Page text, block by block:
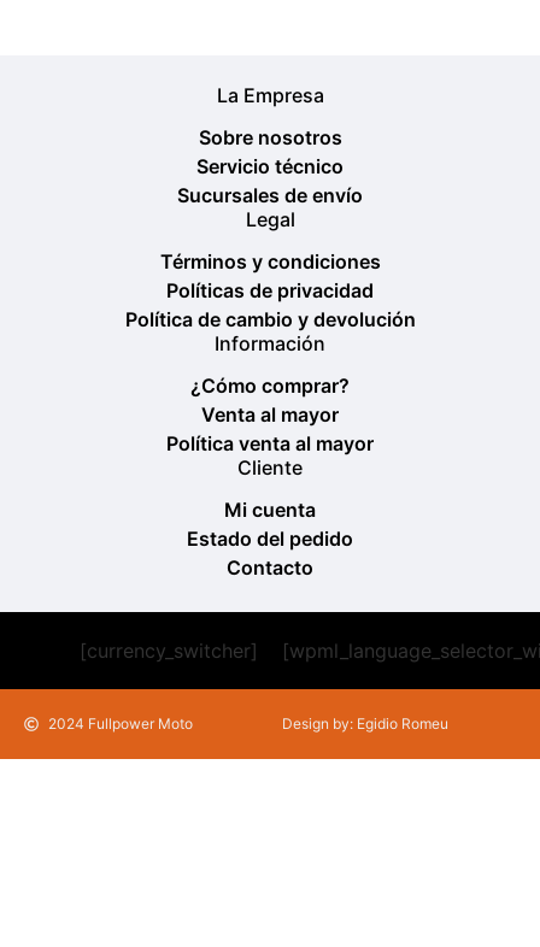
La Empresa
Sobre nosotros
Servicio técnico
Sucursales de envío
Legal
Términos y condiciones
Políticas de privacidad
Política de cambio y devolución
Información
¿Cómo comprar?
Venta al mayor
Política venta al mayor
Cliente
Mi cuenta
Estado del pedido
Contacto
[currency_switcher]
2024 Fullpower Moto Design by: Egidio Romeu